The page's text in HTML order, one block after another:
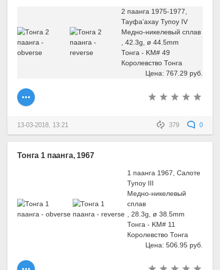
2 паанга 1975-1977,
Тауфа’ахау Тупоу IV
Медно-никелевый сплав
, 42.3g, ø 44.5mm
Тонга - KM# 49
Королевство Тонга
Цена: 767.29 руб.
379 0
13-03-2018, 13:21
Тонга 1 паанга, 1967
1 паанга 1967, Салоте
Тупоу III
Медно-никелевый
сплав
, 28.3g, ø 38.5mm
Тонга - KM# 11
Королевство Тонга
Цена: 506.95 руб.